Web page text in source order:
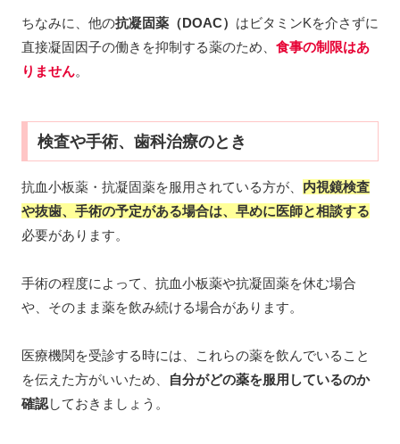
ちなみに、他の抗凝固薬（DOAC） はビタミンKを介さずに
直接凝固因子の働きを抑制する薬のため、 食事の制限はあ
りません。
検査や手術、歯科治療のとき
抗血小板薬・抗凝固薬を服用されている方が、 内視鏡検査
や抜歯、手術の予定がある場合は、早めに医師と相談する
必要があります。
手術の程度によって、抗血小板薬や抗凝固薬を休む場合
や、そのまま薬を飲み続ける場合があります。
医療機関を受診する時には、これらの薬を飲んでいること
を伝えた方がいいため、
自分がどの薬を服用しているのか
確認しておきましょう。